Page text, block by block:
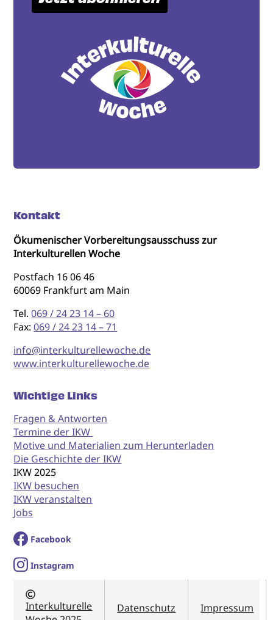
Kontakt
Ökumenischer Vorbereitungsausschuss zur
Interkulturellen Woche
Postfach 16 06 46
60069 Frankfurt am Main
Tel.069 / 24 23 14 – 60
Fax:069 / 24 23 14 – 71
info@interkulturellewoche.de
www.interkulturellewoche.de
Wichtige Links
Fragen & Antworten
Termine der IKW
Motive und Materialien zum Herunterladen
Die Geschichte der IKW
IKW 2025
IKW besuchen
IKW veranstalten
Jobs
Facebook
Instagram
Interkulturelle
Datenschutz Impressum